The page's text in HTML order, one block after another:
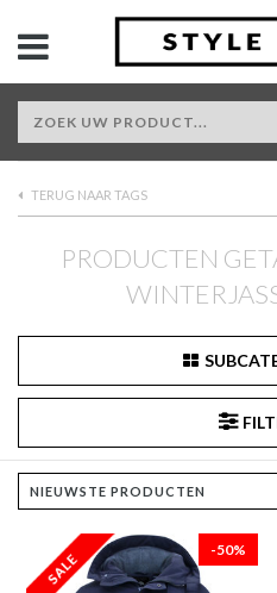
TERUG NAAR TAGS
PRODUCTEN
-50%